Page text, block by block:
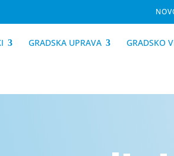
GRADSKA UPRAVA GRADSKO